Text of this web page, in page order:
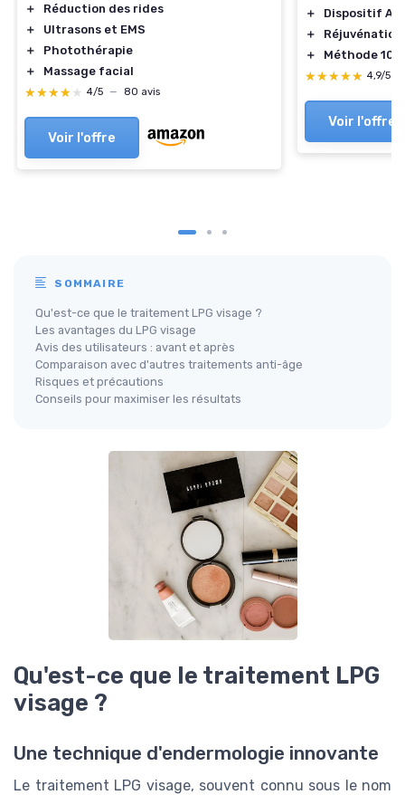
＋
Réduction des rides
＋
Ultrasons et EMS
＋
Photothérapie
＋
Massage facial
★★★★★
★★★★★ 4/5 — 80 avis
Voir l'offre
＋
Dispositif
＋
Réjuvénation
＋
Méthode
★★★★★
★★★★★ 4,9/5
Voir l'offre
SOMMAIRE
Qu'est-ce que le traitement LPG visage ?
Les avantages du LPG visage
Avis des utilisateurs : avant et après
Comparaison avec d'autres traitements anti-âge
Risques et précautions
Conseils pour maximiser les résultats
Qu'est-ce que le traitement LPG
visage ?
Une technique d'endermologie innovante
Le traitement LPG visage, souvent connu sous le nom